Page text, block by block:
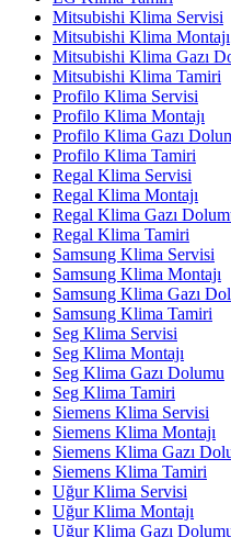
Mitsubishi Klima Servisi
Mitsubishi Klima Montajı
Mitsubishi Klima Gazı
Mitsubishi Klima Tamiri
Profilo Klima Servisi
Profilo Klima Montajı
Profilo Klima Gazı
Profilo Klima Tamiri
Regal Klima Servisi
Regal Klima Montajı
Regal Klima Gazı
Regal Klima Tamiri
Samsung Klima Servisi
Samsung Klima Montajı
Samsung Klima Gazı
Samsung Klima Tamiri
Seg Klima Servisi
Seg Klima Montajı
Seg Klima Gazı Dolumu
Seg Klima Tamiri
Siemens Klima Servisi
Siemens Klima Montajı
Siemens Klima Gazı
Siemens Klima Tamiri
Uğur Klima Servisi
Uğur Klima Montajı
Uğur Klima Gazı